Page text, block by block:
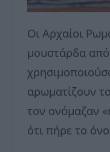
Οι Αρχαίοι
μουστάρδα από
αρωματίζουν
τον ονόμαζαν
ότι πήρε το